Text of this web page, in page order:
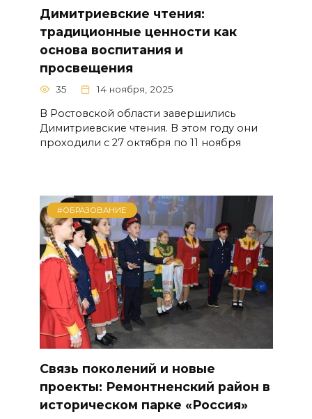
Димитриевские чтения:
традиционные ценности как
основа воспитания и
просвещения
35 14 ноября, 2025
В Ростовской области завершились
Димитриевские чтения. В этом году они
проходили с 27 октября по 11 ноября
#ОБРАЗОВАНИЕ
Связь поколений и новые
проекты: Ремонтненский район в
историческом парке «Россия»